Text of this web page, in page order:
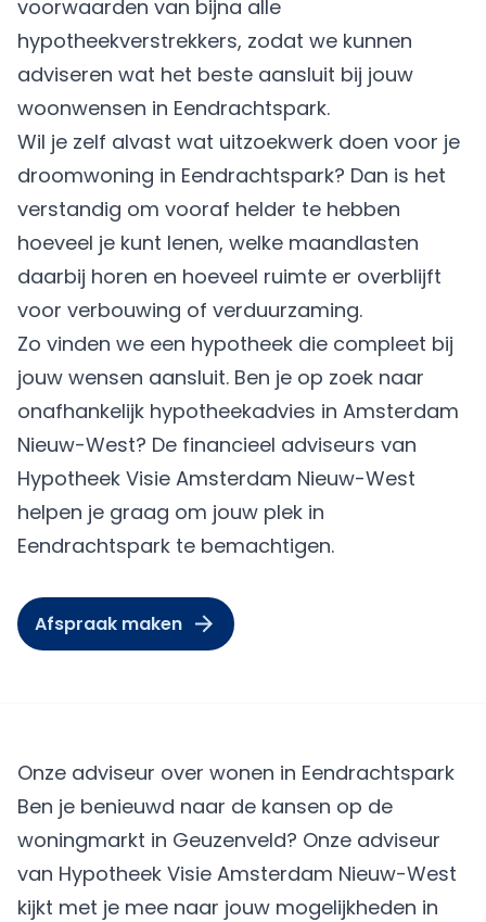
voorwaarden van bijna alle
hypotheekverstrekkers, zodat we kunnen
adviseren wat het beste aansluit bij jouw
woonwensen in Eendrachtspark.
Wil je zelf alvast wat uitzoekwerk doen voor je
droomwoning in Eendrachtspark? Dan is het
verstandig om vooraf helder te hebben
hoeveel je kunt lenen, welke maandlasten
daarbij horen en hoeveel ruimte er overblijft
voor verbouwing of verduurzaming.
Zo vinden we een hypotheek die compleet bij
jouw wensen aansluit. Ben je op zoek naar
onafhankelijk hypotheekadvies in Amsterdam
Nieuw-West? De financieel adviseurs van
Hypotheek Visie Amsterdam Nieuw-West
helpen je graag om jouw plek in
Eendrachtspark te bemachtigen.
Afspraak maken
Onze adviseur over wonen in Eendrachtspark
Ben je benieuwd naar de kansen op de
woningmarkt in Geuzenveld? Onze adviseur
van Hypotheek Visie Amsterdam Nieuw-West
kijkt met je mee naar jouw mogelijkheden in